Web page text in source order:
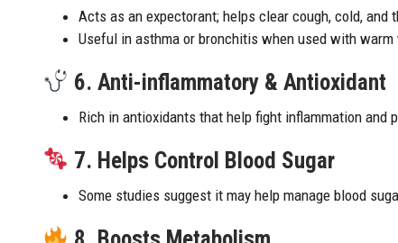
Acts as an expectorant; helps clear cough, cold, and
Useful in asthma or bronchitis when used with warm
6. Anti-inflammatory & Antioxidant
Rich in antioxidants that help fight inflammation and
7. Helps Control Blood Sugar
Some studies suggest it may help manage blood